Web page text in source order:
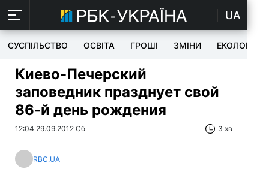
UA
СУСПІЛЬСТВО ОСВІТА ГРОШІ ЗМІНИ ЕКОЛОГІЯ
Киево-Печерский
заповедник празднует свой
86-й день рождения
12:04 29.09.2012 Сб 3 хв
RBC.UA